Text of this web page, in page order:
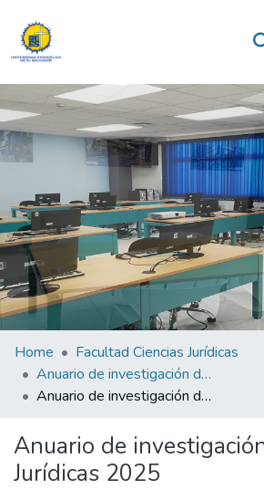
Communities & Collections
All of DSpace
Home
Facultad Ciencias Jurídicas
Anuario de investigación de Ciencias Juridicas 2025
Anuario de investigación de Ciencias Jurídicas 2025
Anuario de
Jurídicas 2025